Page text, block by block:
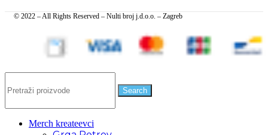
© 2022 – All Rights Reserved – Nulti broj j.d.o.o. – Zagreb
Search
Merch kreateevci